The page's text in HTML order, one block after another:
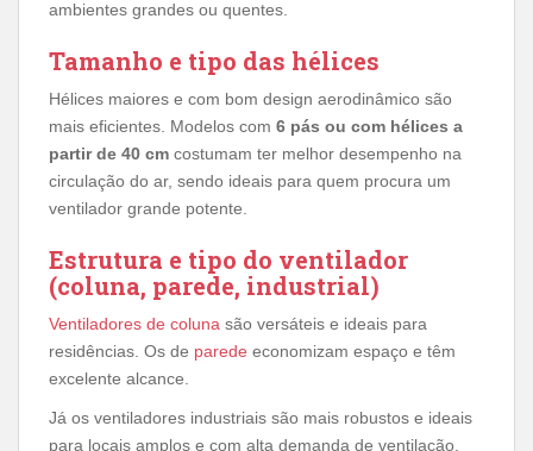
ambientes grandes ou quentes.
Tamanho e tipo das hélices
Hélices maiores e com bom design aerodinâmico são
mais eficientes. Modelos com 6 pás ou com hélices a
partir de 40 cm costumam ter melhor desempenho na
circulação do ar, sendo ideais para quem procura um
ventilador grande potente.
Estrutura e tipo do ventilador
(coluna, parede, industrial)
Ventiladores de coluna são versáteis e ideais para
residências. Os de parede economizam espaço e têm
excelente alcance.
Já os ventiladores industriais são mais robustos e ideais
para locais amplos e com alta demanda de ventilação,